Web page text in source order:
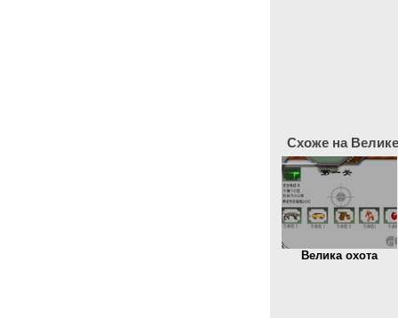
Схоже на
Велика охота